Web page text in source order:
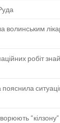
волинським
робіт